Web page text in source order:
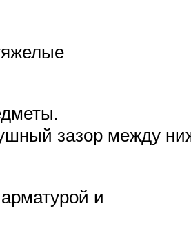
зазор между
и